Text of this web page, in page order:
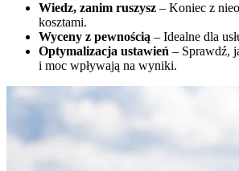
Wiedz, zanim ruszysz – Koniec z
kosztami.
Wyceny z pewnością – Idealne dla
Optymalizacja ustawień – Sprawdź,
i moc wpływają na wyniki.